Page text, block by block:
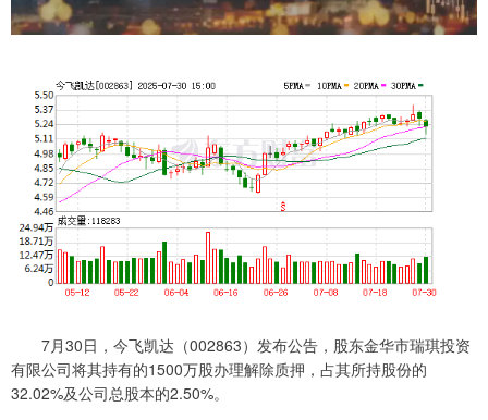
7月30日，今飞凯达（002863）发布公告，股东金华市瑞琪投资
有限公司将其持有的1500万股办理解除质押，占其所持股份的
32.02%及公司总股本的2.50%。